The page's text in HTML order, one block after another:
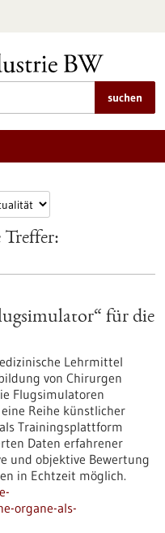
suchen
Treffer:
für die
Lehrmittel
von Chirurgen
Flugsimulatoren
Reihe künstlicher
Trainingsplattform
Daten erfahrener
und objektive Bewertung
in Echtzeit möglich.
organe-als-